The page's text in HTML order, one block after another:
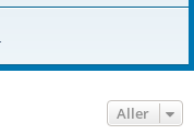
Aller